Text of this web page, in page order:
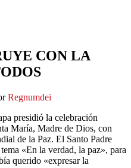
CON LA
Regnumdei
presidió la celebración
María, Madre de Dios, con
de la Paz. El Santo Padre
«En la verdad, la paz», para
querido «expresar la